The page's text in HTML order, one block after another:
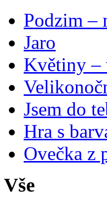
Podzim –
Jaro
Květiny –
Jsem do
Hra s
Ovečka z
Vše